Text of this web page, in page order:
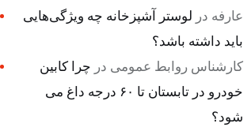
عارفه در لوستر آشپزخانه چه ویژگی‌هایی
باید داشته باشد؟
کارشناس روابط عمومی در چرا کابین
خودرو در تابستان تا ۶۰ درجه داغ می
شود؟